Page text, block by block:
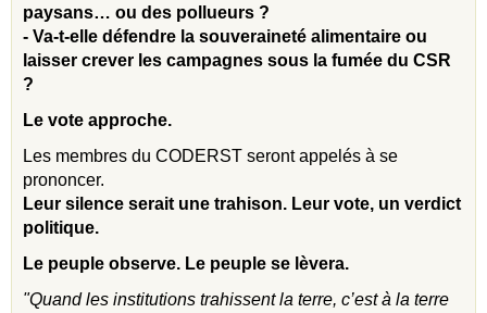
paysans… ou des pollueurs ?
- Va-t-elle défendre la souveraineté alimentaire ou
laisser crever les campagnes sous la fumée du CSR
?
Le vote approche.
Les membres du CODERST seront appelés à se
prononcer.
Leur silence serait une trahison. Leur vote, un verdict
politique.
Le peuple observe. Le peuple se lèvera.
"Quand les institutions trahissent la terre, c’est à la terre